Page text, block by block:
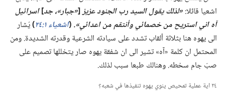
اشعيا قائلا:‏‏«لذلك يقول السيد رب الجنود عزيز[‏‏«جبار»،‏ جد‏]اسرائيل
آه اني استريح من خصمائي وأنتقم من اعدائي».‏(‏اشعياء ١:‏٢٤ ‏)‏يُشار
الى يهوه هنا بثلاثة ألقاب تشدد على سيادته الشرعية وقدرته الشديدة.‏ ومن
المحتمل ان كلمة «آه» تشير الى ان شفقة يهوه صار يتخللها تصميم على
صبّ جام سخطه.‏ وهنالك طبعا سبب لذلك.‏
٢٤ اية عملية تمحيص ينوي يهوه تنفيذها في شعبه؟‏